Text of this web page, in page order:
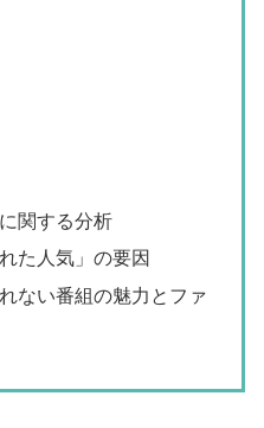
関する分析
た人気」の要因
ない番組の魅力とファ